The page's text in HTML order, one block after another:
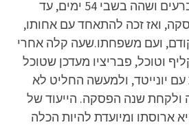
מיה, ממסיבת הטבע ברעים ושהה בשבי 54 ימים, עד
ואז זכה להתאחד עם אחותו,
ועם משפחתו.שעה קלה אחרי
וטוכל, פבריציו מעדכן שטוכל
יונייטד, ולמעשה החליט לא
ולקחת שנה הפסקה. הייעוד של
ארוסתו ומיועדת להיות הכלה